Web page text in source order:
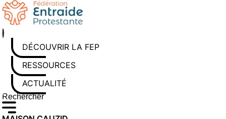
Aller
au
contenu
DÉCOUVRIR LA FEP
RESSOURCES
ACTUALITÉS
Rechercher sur le site
Saisissez au moins 3 caractères pour lancer la recherche